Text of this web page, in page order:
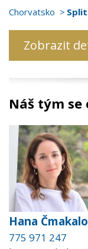
Chorvatsko
Zobrazit
Náš tým se
Hana
775 971 247